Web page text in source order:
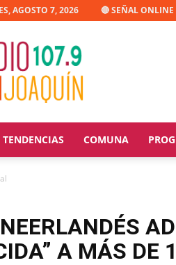
AGOSTO 7, 2026 🔴 SEÑAL ONLINE
TENDENCIAS COMUNA
A MÁS DE